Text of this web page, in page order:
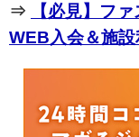
⇒
【必見】フ
WEB入会＆施